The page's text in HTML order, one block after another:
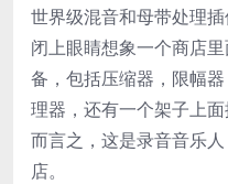
世界级混音和母带处理
闭上眼睛想象一个商店
备，包括压缩器，限幅
理器，还有一个架子上
而言之，这是录音音乐
店。